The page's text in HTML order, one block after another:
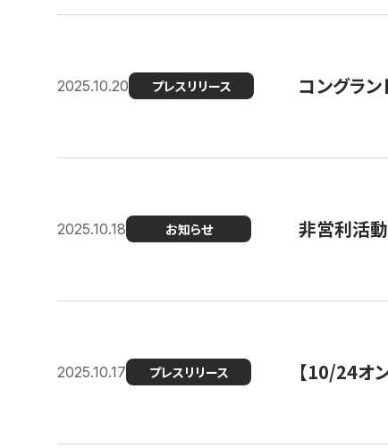
2025.10.20 プレスリリース コングラン
2025.10.18 お知らせ 非営利活
2025.10.17 プレスリリース 【10/24オ